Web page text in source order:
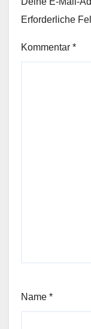
Erforderliche
Kommentar *
Name *